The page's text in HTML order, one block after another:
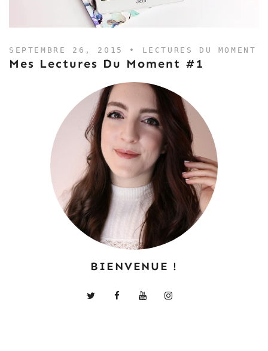
SEPTEMBRE 26, 2015 • LECTURES DU MOMENT
Mes Lectures Du Moment #1
BIENVENUE !